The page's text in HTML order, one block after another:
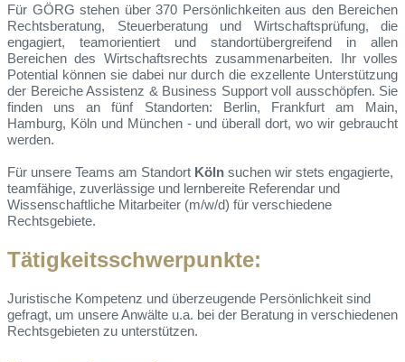
Für GÖRG stehen über 370 Persönlichkeiten aus den Bereichen
Rechtsberatung, Steuerberatung und Wirtschaftsprüfung, die
engagiert, teamorientiert und standortübergreifend in allen
Bereichen des Wirtschaftsrechts zusammenarbeiten. Ihr volles
Potential können sie dabei nur durch die exzellente Unterstützung
der Bereiche Assistenz & Business Support voll ausschöpfen. Sie
finden uns an fünf Standorten: Berlin, Frankfurt am Main,
Hamburg, Köln und München - und überall dort, wo wir gebraucht
werden.
Für unsere Teams am Standort Köln suchen wir stets engagierte,
teamfähige, zuverlässige und lernbereite Referendar und
Wissenschaftliche Mitarbeiter (m/w/d) für verschiedene
Rechtsgebiete.
Tätigkeitsschwerpunkte:
Juristische Kompetenz und überzeugende Persönlichkeit sind
gefragt, um unsere Anwälte u.a. bei der Beratung in verschiedenen
Rechtsgebieten zu unterstützen.